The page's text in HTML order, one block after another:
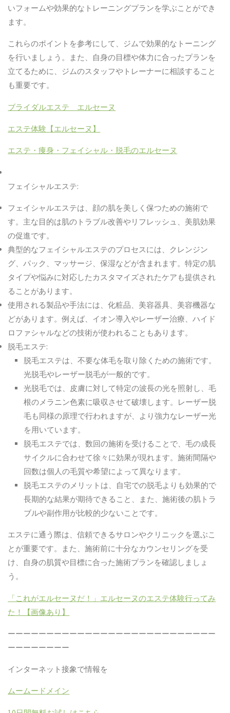
いフォームや効果的なトレーニングプランを学ぶことができ
ます。
これらのポイントを参考にして、ジムで効果的なトーニング
を行いましょう。また、自身の目標や体力に合ったプランを
立てるために、ジムのスタッフやトレーナーに相談すること
も重要です。
ブライダルエステ エルセーヌ
エステ体験【エルセーヌ】
エステ・痩身・フェイシャル・脱毛のエルセーヌ
フェイシャルエステ:
フェイシャルエステは、顔の肌を美しく保つための施術で
す。主な目的は肌のトラブル改善やリフレッシュ、美肌効果
の促進です。
典型的なフェイシャルエステのプロセスには、クレンジン
グ、パック、マッサージ、保湿などが含まれます。特定の肌
タイプや悩みに対応したカスタマイズされたケアも提供され
ることがあります。
使用される製品や手法には、化粧品、美容器具、美容機器な
どがあります。例えば、イオン導入やレーザー治療、ハイド
ロファシャルなどの技術が使われることもあります。
脱毛エステ:
脱毛エステは、不要な体毛を取り除くための施術です。
光脱毛やレーザー脱毛が一般的です。
光脱毛では、皮膚に対して特定の波長の光を照射し、毛
根のメラニン色素に吸収させて破壊します。レーザー脱
毛も同様の原理で行われますが、より強力なレーザー光
を用いています。
脱毛エステでは、数回の施術を受けることで、毛の成長
サイクルに合わせて徐々に効果が現れます。施術間隔や
回数は個人の毛質や希望によって異なります。
脱毛エステのメリットは、自宅での脱毛よりも効果的で
長期的な結果が期待できること、また、施術後の肌トラ
ブルや副作用が比較的少ないことです。
エステに通う際は、信頼できるサロンやクリニックを選ぶこ
とが重要です。また、施術前に十分なカウンセリングを受
け、自身の肌質や目標に合った施術プランを確認しましょ
う。
「これがエルセーヌだ！」エルセーヌのエステ体験行ってみ
た！【画像あり】
ーーーーーーーーーーーーーーーーーーーーーーーーーーー
ーーーーーーーー
インターネット接象で情報を
ムームードメイン